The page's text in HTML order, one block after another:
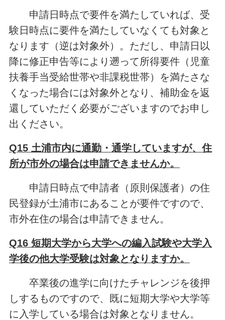
申請日時点で要件を満たしていれば、受
験日時点に要件を満たしていなくても対象と
なります（逆は対象外）。ただし、申請日以
降に修正申告等により遡って所得要件（児童
扶養手当受給世帯や非課税世帯）を満たさな
くなった場合には対象外となり、補助金を返
還していただく必要がございますのでお申し
出ください。
Q15 土浦市内に通勤・通学していますが、住
所が市外の場合は申請できませんか。
申請日時点で申請者（原則保護者）の住
民登録が土浦市にあることが要件ですので、
市外在住の場合は申請できません。
Q16 短期大学から大学への編入試験や大学入
学後の他大学受験は対象となりますか。
卒業後の進学に向けたチャレンジを後押
しするものですので、既に短期大学や大学等
に入学している場合は対象となりません。